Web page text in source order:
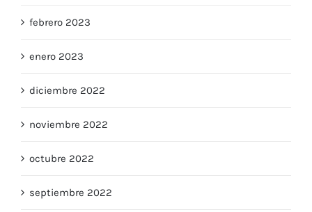
febrero 2023
enero 2023
diciembre 2022
noviembre 2022
octubre 2022
septiembre 2022